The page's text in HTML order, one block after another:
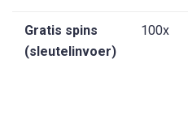
Gratis spins
(sleutelinvoer)
100x